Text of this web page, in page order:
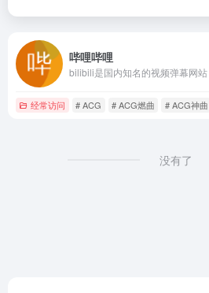
哔哩哔哩
经常访问 # ACG # ACG燃曲 # ACG神曲
没有了